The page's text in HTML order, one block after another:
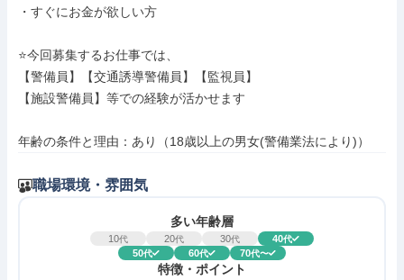
・すぐにお金が欲しい方
⭐今回募集するお仕事では、
【警備員】【交通誘導警備員】【監視員】
【施設警備員】等での経験が活かせます
年齢の条件と理由：あり（18歳以上の男女(警備業法により)）
職場環境・雰囲気
多い年齢層
10代 20代 30代 40代
50代 60代 70代〜
特徴・ポイント